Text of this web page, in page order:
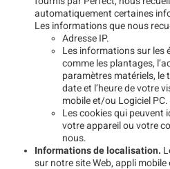
automatiquement certaines
Les informations que nous
Adresse IP.
Les informations sur les
comme les plantages,
paramètres matériels, le
date et l’heure de votre
mobile et/ou Logiciel PC.
Les cookies qui peuvent
votre appareil ou votre
nous.
Informations de localisation.
sur notre site Web, appli